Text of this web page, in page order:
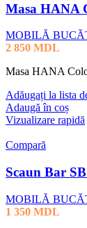
Masa HANA
MOBILĂ
2 850 MDL
Masa HANA
Adăugați la lista
Adaugă în coș
Vizualizare rapidă
Compară
Scaun Bar
MOBILĂ
1 350 MDL